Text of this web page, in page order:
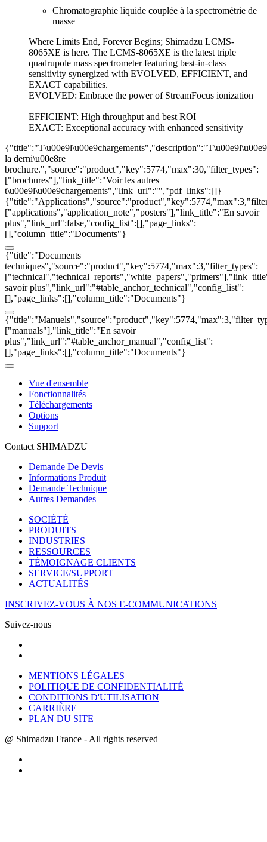
Chromatographie liquide couplée à la spectrométrie de
masse
Where Limits End, Forever Begins; Shimadzu LCMS-
8065XE is here. The LCMS-8065XE is the latest triple
quadrupole mass spectrometer featuring best-in-class
sensitivity synergized with EVOLVED, EFFICIENT, and
EXACT capabilities.
EVOLVED: Embrace the power of StreamFocus ionization
EFFICIENT: High throughput and best ROI
EXACT: Exceptional accuracy with enhanced sensitivity
la derni\u00e8re
brochure.","source":"product","key":5774,"max":30,"filter_types":
["brochures"],"link_title":"Voir les autres
t\u00e9l\u00e9chargements","link_url":"","pdf_links":[]}
["applications","application_note","posters"],"link_title":"En savoir
plus","link_url":false,"config_list":[],"page_links":
[],"column_title":"Documents"}
{"title":"Documents
techniques","source":"product","key":5774,"max":3,"filter_types":
savoir plus","link_url":"#table_anchor_technical","config_list":
[],"page_links":[],"column_title":"Documents"}
["manuals"],"link_title":"En savoir
plus","link_url":"#table_anchor_manual","config_list":
[],"page_links":[],"column_title":"Documents"}
Vue d'ensemble
Fonctionnalités
Téléchargements
Options
Support
Contact SHIMADZU
Demande De Devis
Informations Produit
Demande Technique
Autres Demandes
SOCIÉTÉ
PRODUITS
INDUSTRIES
RESSOURCES
TÉMOIGNAGE CLIENTS
SERVICE/SUPPORT
ACTUALITÉS
INSCRIVEZ-VOUS À NOS E-COMMUNICATIONS
Suivez-nous
MENTIONS LÉGALES
POLITIQUE DE CONFIDENTIALITÉ
CONDITIONS D'UTILISATION
CARRIÈRE
PLAN DU SITE
@ Shimadzu France - All rights reserved